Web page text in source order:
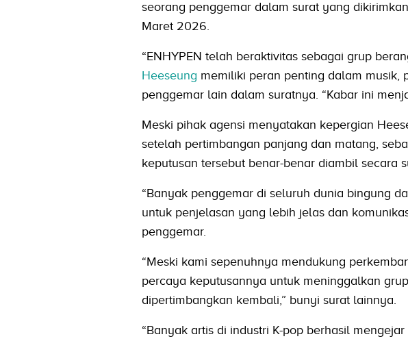
seorang penggemar dalam surat yang
Maret 2026.
“ENHYPEN telah beraktivitas sebagai grup
Heeseung memiliki peran penting dalam musik,
penggemar lain dalam suratnya. “Kabar ini
Meski pihak agensi menyatakan kepergian
setelah pertimbangan panjang dan matang,
keputusan tersebut benar-benar diambil secara
“Banyak penggemar di seluruh dunia bingung
untuk penjelasan yang lebih jelas dan
penggemar.
“Meski kami sepenuhnya mendukung
percaya keputusannya untuk meninggalkan
dipertimbangkan kembali,” bunyi surat lainnya.
“Banyak artis di industri K-pop berhasil